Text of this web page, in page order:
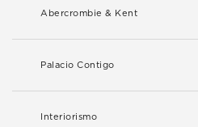
Abercrombie & Kent
Palacio Contigo
Interiorismo